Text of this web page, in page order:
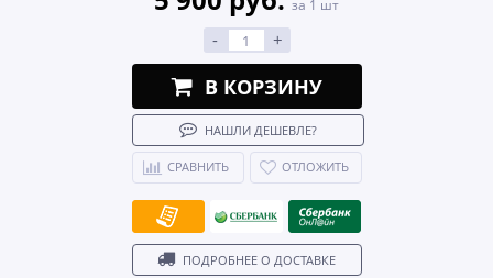
за 1 шт
- +
В КОРЗИНУ
НАШЛИ ДЕШЕВЛЕ?
СРАВНИТЬ ОТЛОЖИТЬ
ПОДРОБНЕЕ О ДОСТАВКЕ